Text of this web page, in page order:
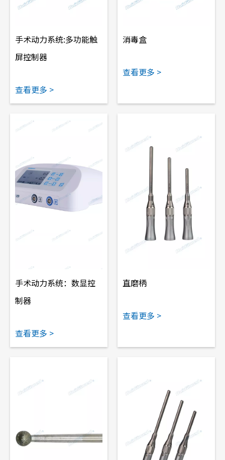
手术动力系统:多功能触
屏控制器
查看更多 >
消毒盒
查看更多 >
手术动力系统：数显控
制器
查看更多 >
直磨柄
查看更多 >